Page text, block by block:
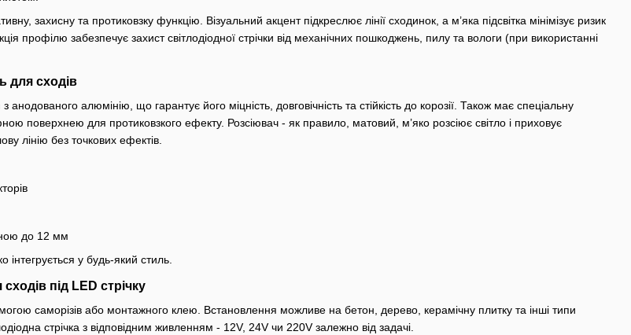
захисну та протиковзку функцію. Візуальний акцент підкреслює лінії сходинок, а м’яка підсвітка мінімізує ризик
профілю забезпечує захист світлодіодної стрічки від механічних пошкоджень, пилу та вологи (при використанні
для сходів
анодованого алюмінію, що гарантує його міцність, довговічність та стійкість до корозії. Також має спеціальну
поверхнею для протиковзкого ефекту. Розсіювач - як правило, матовий, м’яко розсіює світло і приховує
лінію без точкових ефектів.
до 12 мм
інтегрується у будь-який стиль.
під LED стрічку
саморізів або монтажного клею. Встановлення можливе на бетон, дерево, керамічну плитку та інші типи
стрічка з відповідним живленням - 12V, 24V чи 220V залежно від задачі.